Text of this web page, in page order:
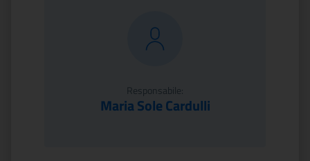
Responsabile:
Maria Sole Cardulli